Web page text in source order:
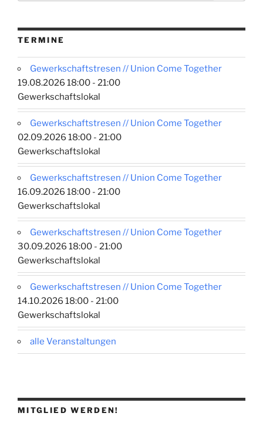
TERMINE
Gewerkschaftstresen // Union Come Together
19.08.2026 18:00 - 21:00
Gewerkschaftslokal
Gewerkschaftstresen // Union Come Together
02.09.2026 18:00 - 21:00
Gewerkschaftslokal
Gewerkschaftstresen // Union Come Together
16.09.2026 18:00 - 21:00
Gewerkschaftslokal
Gewerkschaftstresen // Union Come Together
30.09.2026 18:00 - 21:00
Gewerkschaftslokal
Gewerkschaftstresen // Union Come Together
14.10.2026 18:00 - 21:00
Gewerkschaftslokal
alle Veranstaltungen
MITGLIED WERDEN!